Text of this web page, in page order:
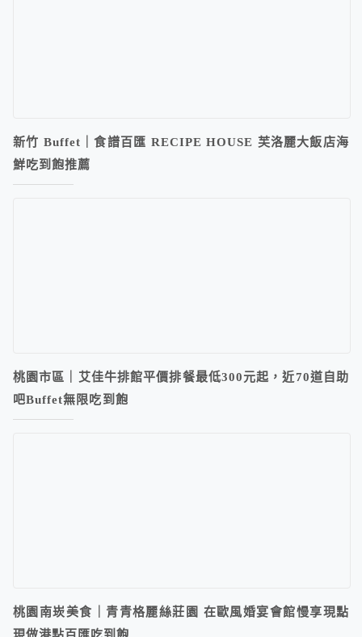
新竹 Buffet｜食譜百匯 RECIPE HOUSE 芙洛麗大飯店海
鮮吃到飽推薦
桃園市區｜艾佳牛排館平價排餐最低300元起，近70道自助
吧Buffet無限吃到飽
桃園南崁美食｜青青格麗絲莊園 在歐風婚宴會館慢享現點
現做港點百匯吃到飽